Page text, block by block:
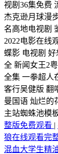
视剧36集免费
杰克逊月球漫
名高地电视剧
2022电影在线
蝶影 电视剧
全 新闻女王2
全集 一拳超人
客行吴健版 翻
曼国语 灿烂的
主站蜘蛛池模
整版免费观看 |
狼在线观看完
混血大学生精